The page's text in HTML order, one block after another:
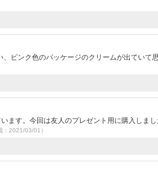
ピンク色のパッケージのクリームが出ていて
ます。今回は友人のプレゼント用に購入しま
2021/03/01）